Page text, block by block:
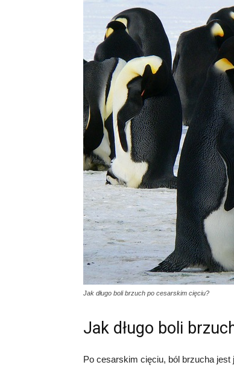
Jak długo boli brzuch po cesarskim cięciu?
Jak długo boli
Po cesarskim cięciu, ból brzucha